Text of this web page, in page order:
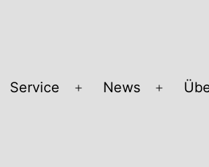
Service
Menü
News
Menü